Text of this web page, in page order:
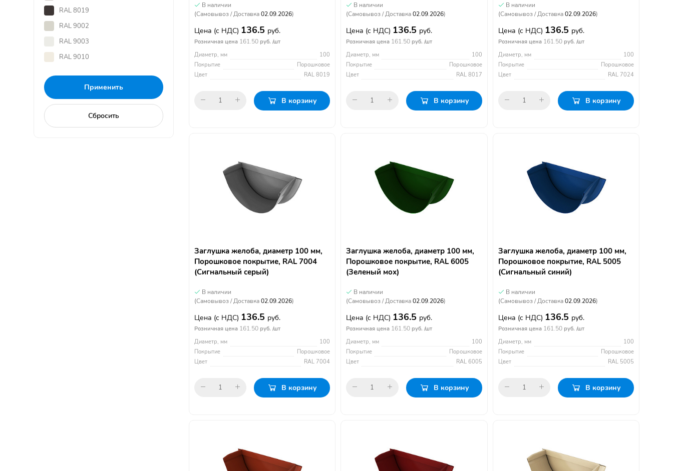
RAL 8019
RAL 9002
RAL 9003
RAL 9010
В наличии
(Самовывоз / Доставка02.09.2026)
Цена (с НДС) 136.5 руб.
Розничная цена 161.50 руб. /шт
Диаметр, мм
100
Покрытие
Порошковое
Цвет
RAL 8019
В корзину
В наличии
(Самовывоз / Доставка02.09.2026)
Цена (с НДС) 136.5 руб.
Розничная цена 161.50 руб. /шт
Диаметр, мм
100
Покрытие
Порошковое
Цвет
RAL 8017
В корзину
В наличии
(Самовывоз / Доставка02.09.2026)
Цена (с НДС) 136.5 руб.
Розничная цена 161.50руб. /шт
Диаметр, мм
100
Покрытие
Порошковое
Цвет
RAL 7024
В корзину
Заглушка желоба, диаметр 100 мм,
Порошковое покрытие, RAL 7004
(Сигнальный серый)
В наличии
(Самовывоз / Доставка02.09.2026)
Цена (с НДС) 136.5 руб.
Розничная цена 161.50 руб. /шт
Диаметр, мм
100
Покрытие
Порошковое
Цвет
RAL 7004
В корзину
Заглушка желоба, диаметр 100 мм,
Порошковое покрытие, RAL 6005
(Зеленый мох)
В наличии
(Самовывоз / Доставка02.09.2026)
Цена (с НДС) 136.5 руб.
Розничная цена 161.50 руб. /шт
Диаметр, мм
100
Покрытие
Порошковое
Цвет
RAL 6005
В корзину
Заглушка желоба, диаметр 100 мм,
Порошковое покрытие, RAL 5005
(Сигнальный синий)
В наличии
(Самовывоз / Доставка02.09.2026)
Цена (с НДС) 136.5 руб.
Розничная цена 161.50руб. /шт
Диаметр, мм
100
Покрытие
Порошковое
Цвет
RAL 5005
В корзину